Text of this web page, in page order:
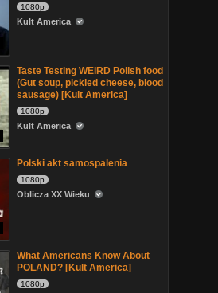
1080p
Kult America
Taste Testing WEIRD Polish food
(Gut soup, pickled cheese, blood
sausage) [Kult America]
1080p
Kult America
Polski akt samospalenia
1080p
Oblicza XX Wieku
What Americans Know About
POLAND? [Kult America]
1080p